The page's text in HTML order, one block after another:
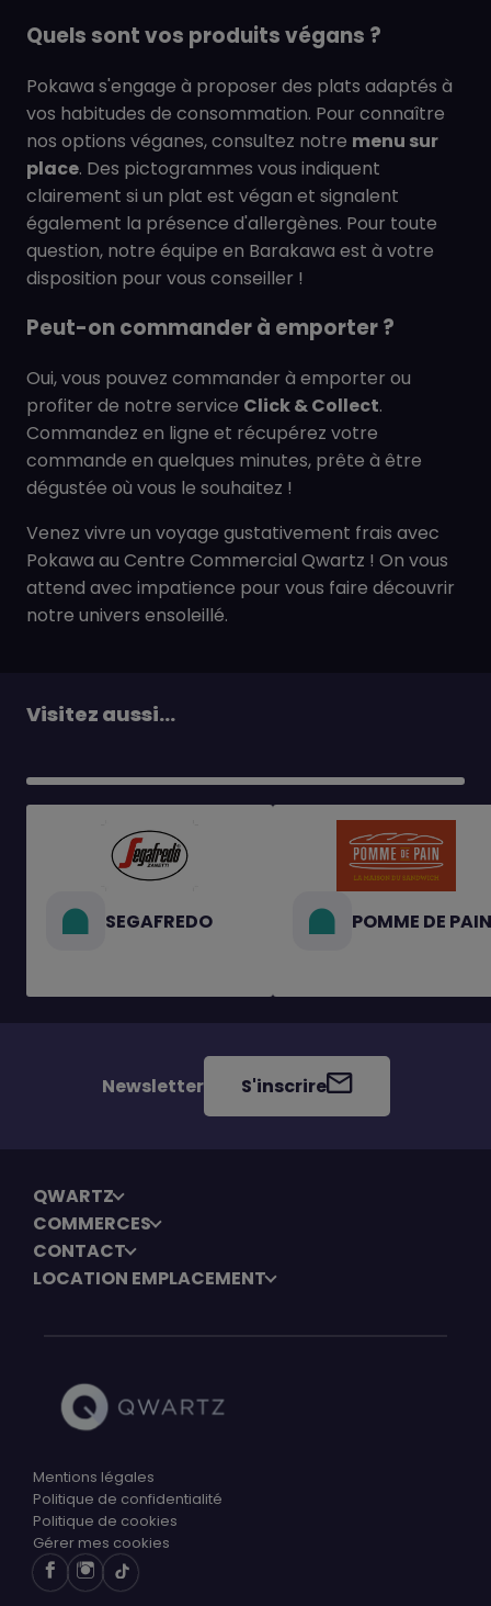
Quels sont vos produits végans ?
Pokawa s'engage à proposer des plats adaptés à
vos habitudes de consommation. Pour connaître
nos options véganes, consultez notre menu sur
place. Des pictogrammes vous indiquent
clairement si un plat est végan et signalent
également la présence d'allergènes. Pour toute
question, notre équipe en Barakawa est à votre
disposition pour vous conseiller !
Peut-on commander à emporter ?
Oui, vous pouvez commander à emporter ou
profiter de notre service Click & Collect.
Commandez en ligne et récupérez votre
commande en quelques minutes, prête à être
dégustée où vous le souhaitez !
Venez vivre un voyage gustativement frais avec
Pokawa au Centre Commercial Qwartz ! On vous
attend avec impatience pour vous faire découvrir
notre univers ensoleillé.
Visitez aussi...
SEGAFREDO POMME DE PAIN
Newsletter S'inscrire
QWARTZ
COMMERCES
CONTACT
LOCATION EMPLACEMENT
Mentions légales
Politique de confidentialité
Politique de cookies
Gérer mes cookies